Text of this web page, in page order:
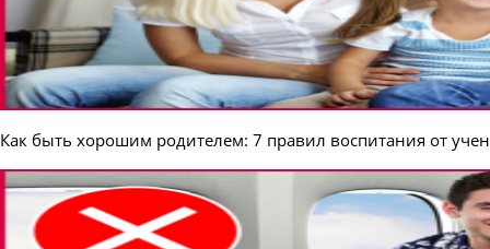
Как быть хорошим родителем: 7 правил воспитания от